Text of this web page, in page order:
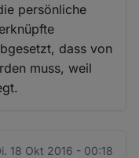
persönliche
dass von
muss, weil
18 Okt 2016 - 00:18